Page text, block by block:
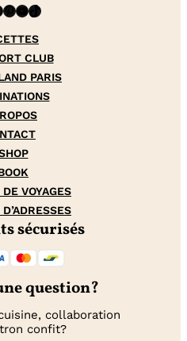
Pinterest YouTube TikTok
CLUB
PARIS
VOYAGES
sécurisés
question?
collaboration
confit?